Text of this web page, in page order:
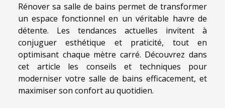
Rénover sa salle de bains permet de transformer
un espace fonctionnel en un véritable havre de
détente. Les tendances actuelles invitent à
conjuguer esthétique et praticité, tout en
optimisant chaque mètre carré. Découvrez dans
cet article les conseils et techniques pour
moderniser votre salle de bains efficacement, et
maximiser son confort au quotidien.